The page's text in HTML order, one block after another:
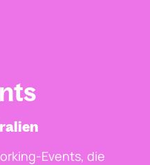
Events, die